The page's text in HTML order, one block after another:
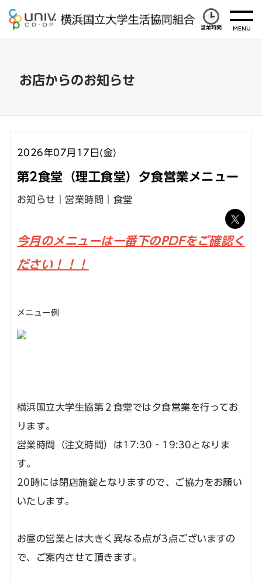
営業時間
お店からのお知らせ
2026年07月17日(金)
第2食堂（理工食堂）夕食営業メニュー
お知らせ｜営業時間｜食堂
今月のメニューは一番下のPDFをご確認く
ださい！！！
メニュー例
横浜国立大学生協第２食堂では夕食営業を行ってお
ります。
営業時間（注文時間）は17:30‐19:30となりま
す。
20時には閉店施錠となりますので、ご協力をお願い
いたします。
お昼の営業とは大きく異なる点が3点ございますの
で、ご案内させて頂きます。